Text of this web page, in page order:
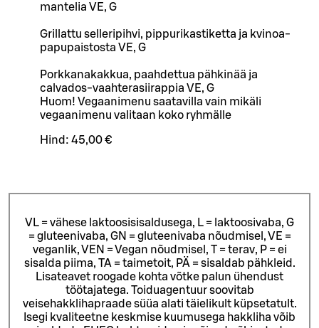
mantelia VE, G
Grillattu selleripihvi, pippurikastiketta ja kvinoa-
papupaistosta VE, G
Porkkanakakkua, paahdettua pähkinää ja
calvados-vaahterasiirappia VE, G
Huom! Vegaanimenu saatavilla vain mikäli
vegaanimenu valitaan koko ryhmälle
Hind: 45,00 €
VL = vähese laktoosisisaldusega, L = laktoosivaba, G
= gluteenivaba, GN = gluteenivaba nõudmisel, VE =
veganlik, VEN = Vegan nõudmisel, T = terav, P = ei
sisalda piima, TA = taimetoit, PÄ = sisaldab pähkleid.
Lisateavet roogade kohta võtke palun ühendust
töötajatega. Toiduagentuur soovitab
veisehakklihapraade süüa alati täielikult küpsetatult.
Isegi kvaliteetne keskmise kuumusega hakkliha võib